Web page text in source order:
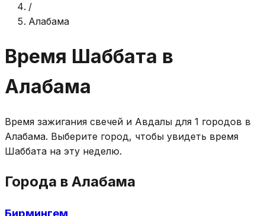
/
Алабама
Время Шаббата в
Алабама
Время зажигания свечей и Авдалы для 1 городов в
Алабама. Выберите город, чтобы увидеть время
Шаббата на эту неделю.
Города в Алабама
Бирмингем